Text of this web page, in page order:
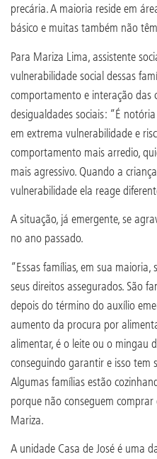
precária. A maioria reside em
básico e muitas também não
Para Mariza Lima, assistente
vulnerabilidade social dessas
comportamento e interação das
desigualdades sociais: “É
em extrema vulnerabilidade e
comportamento mais arredio,
mais agressivo. Quando a
vulnerabilidade ela reage
A situação, já emergente, se
no ano passado.
“Essas famílias, em sua
seus direitos assegurados. São
depois do término do auxílio
aumento da procura por
alimentar, é o leite ou o mingau
conseguindo garantir e isso tem
Algumas famílias estão
porque não conseguem
Mariza.
A unidade Casa de José é uma